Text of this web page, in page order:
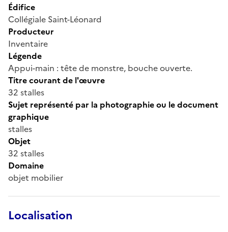
Édifice
Collégiale Saint-Léonard
Producteur
Inventaire
Légende
Appui-main : tête de monstre, bouche ouverte.
Titre courant de l'œuvre
32 stalles
Sujet représenté par la photographie ou le document
graphique
stalles
Objet
32 stalles
Domaine
objet mobilier
Localisation